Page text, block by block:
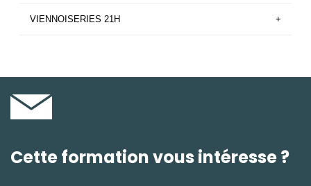
VIENNOISERIES 21H +
Cette formation vous intéresse ?